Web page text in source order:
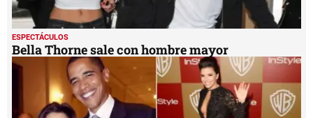
ESPECTÁCULOS
Bella Thorne sale con hombre mayor